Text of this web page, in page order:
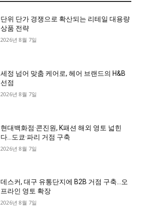
단위 단가 경쟁으로 확산되는 리테일 대용량
상품 전략
2026년 8월 7일
세정 넘어 맞춤 케어로, 헤어 브랜드의 H&B
선점
2026년 8월 7일
현대백화점·콘진원, K패션 해외 영토 넓힌
다…도쿄·파리 거점 구축
2026년 8월 7일
데스커, 대구 유통단지에 B2B 거점 구축…오
프라인 영토 확장
2026년 8월 7일